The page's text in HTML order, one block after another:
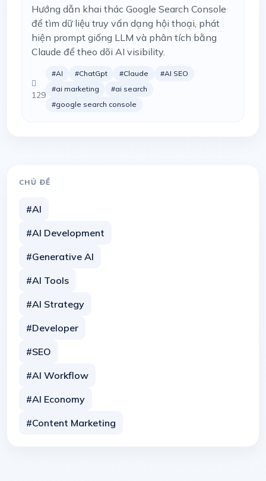
Hướng dẫn khai thác Google Search Console
để tìm dữ liệu truy vấn dạng hội thoại, phát
hiện prompt giống LLM và phân tích bằng
Claude để theo dõi AI visibility.
129
#AI #ChatGpt #Claude
#AI SEO
#ai marketing
#ai search
#google search console
CHỦ ĐỀ
#AI
#AI Development
#Generative AI
#AI Tools
#AI Strategy
#Developer
#SEO
#AI Workflow
#AI Economy
#Content Marketing